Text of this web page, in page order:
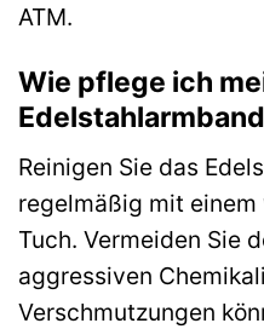
ATM.
Wie pflege ich
Reinigen Sie das
regelmäßig mit
Tuch. Vermeiden Sie
aggressiven
Verschmutzungen